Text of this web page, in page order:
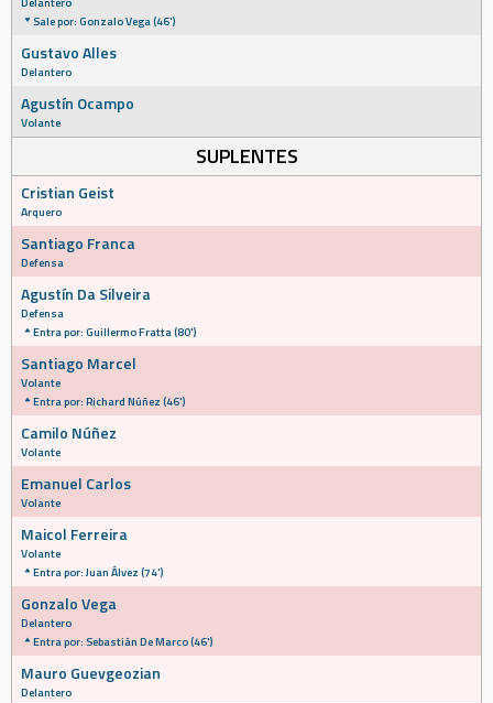
Sale por: Gonzalo Vega (46')
Gustavo Alles
Delantero
Agustín Ocampo
Volante
SUPLENTES
Cristian Geist
Arquero
Santiago Franca
Defensa
Agustín Da Silveira
Defensa
Entra por: Guillermo Fratta (80')
Santiago Marcel
Volante
Entra por: Richard Núñez (46')
Camilo Núñez
Volante
Emanuel Carlos
Volante
Maicol Ferreira
Volante
Entra por: Juan Álvez (74')
Gonzalo Vega
Delantero
Entra por: Sebastián De Marco (46')
Mauro Guevgeozian
Delantero